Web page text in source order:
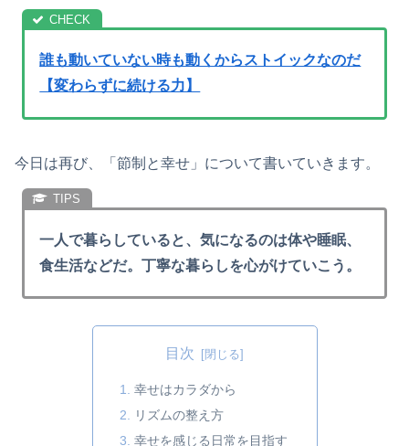
誰も動いていない時も動くからストイックなのだ
【変わらずに続ける力】
今日は再び、「節制と幸せ」について書いていきます。
一人で暮らしていると、気になるのは体や睡眠、
食生活などだ。丁寧な暮らしを心がけていこう。
目次
幸せはカラダから
リズムの整え方
幸せを感じる日常を目指す